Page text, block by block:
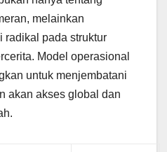
melainkan
radikal pada struktur
Model operasional
untuk menjembatani
akan akses global dan